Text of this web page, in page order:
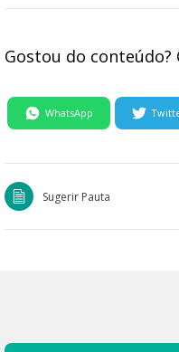
Gostou do conteúdo?
WhatsApp
Sugerir Pauta